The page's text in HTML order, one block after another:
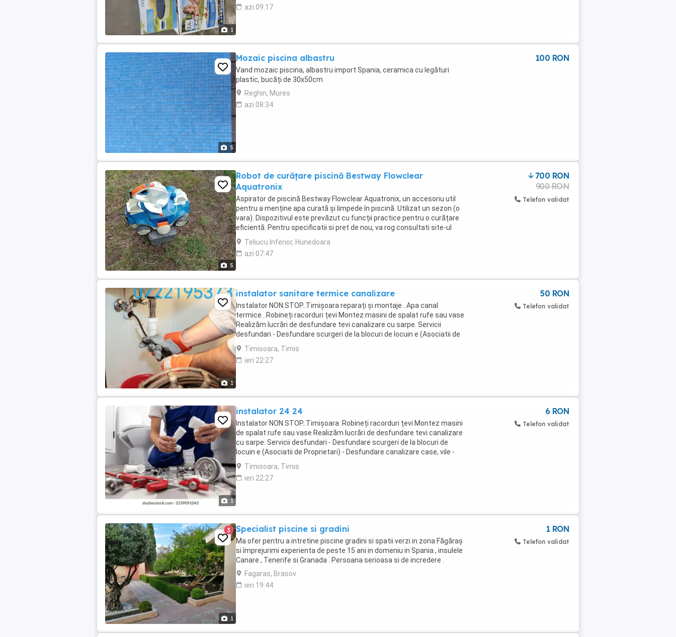
1
azi 09:17
5
Mozaic piscina albastru
Vand mozaic piscina, albastru import Spania, ceramica cu legături
plastic, bucăți de 30x50cm
Reghin, Mures
azi 08:34
100 RON
5
Robot de curățare piscină Bestway Flowclear
Aquatronix
Aspirator de piscină Bestway Flowclear Aquatronix, un accesoriu util
pentru a menține apa curată și limpede în piscină. Utilizat un sezon (o
vara). Dispozitivul este prevăzut cu funcții practice pentru o curățare
eficientă. Pentru specificatii si pret de nou, va rog consultati site-ul
eurostoc.ro be ...
Teliucu Inferior, Hunedoara
azi 07:47
700 RON
900 RON
Telefon validat
1
instalator sanitare termice canalizare
Instalator NON.STOP..Timișoara reparați și montaje . Apa canal
termice...Robineți racorduri țevi Montez masini de spalat rufe sau vase
Realizăm lucrări de desfundare tevi canalizare cu sarpe. Servicii
desfundari - Desfundare scurgeri de la blocuri de locuin e (Asociatii de
Proprietari) - Desfundare ...
Timisoara, Timis
ieri 22:27
50 RON
Telefon validat
1
instalator 24 24
Instalator NON.STOP..Timișoara .Robineți racorduri țevi Montez masini
de spalat rufe sau vase Realizăm lucrări de desfundare tevi canalizare
cu sarpe. Servicii desfundari - Desfundare scurgeri de la blocuri de
locuin e (Asociatii de Proprietari) - Desfundare canalizare case, vile -
Desfundări de evi, ...
Timisoara, Timis
ieri 22:27
6 RON
Telefon validat
1
3 Specialist piscine si gradini
Ma ofer pentru a intretine piscine gradini si spatii verzi in zona Făgăraș
si împrejurimi experienta de peste 15 ani in domeniu in Spania , insulele
Canare , Tenerife si Granada . Persoana serioasa si de incredere .
Fagaras, Brasov
ieri 19:44
1 RON
Telefon validat